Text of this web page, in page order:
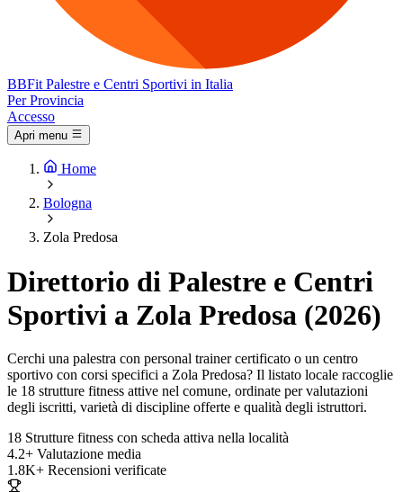
BBFit Palestre e Centri Sportivi in Italia
Per Provincia
Accesso
Apri menu
Home
Bologna
Zola Predosa
Direttorio di Palestre e Centri
Sportivi a Zola Predosa (2026)
Cerchi una palestra con personal trainer certificato o un centro
sportivo con corsi specifici a Zola Predosa? Il listato locale raccoglie
le 18 strutture fitness attive nel comune, ordinate per valutazioni
degli iscritti, varietà di discipline offerte e qualità degli istruttori.
18 Strutture fitness con scheda attiva nella località
4.2+ Valutazione media
1.8K+ Recensioni verificate